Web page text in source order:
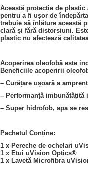
Această protecție de
pentru a fi ușor de
trebuie să înlăture această
clară și fără distorsiuni.
plastic nu afectează
Acoperirea oleofobă este
Beneficiile acoperirii
– Curățare ușoară a
– Performanță
– Super hidrofob, apa se
Pachetul Conține:
1 x Pereche de ochelari
1 x Etui uVision Optics®
1 x Lavetă Microfibra